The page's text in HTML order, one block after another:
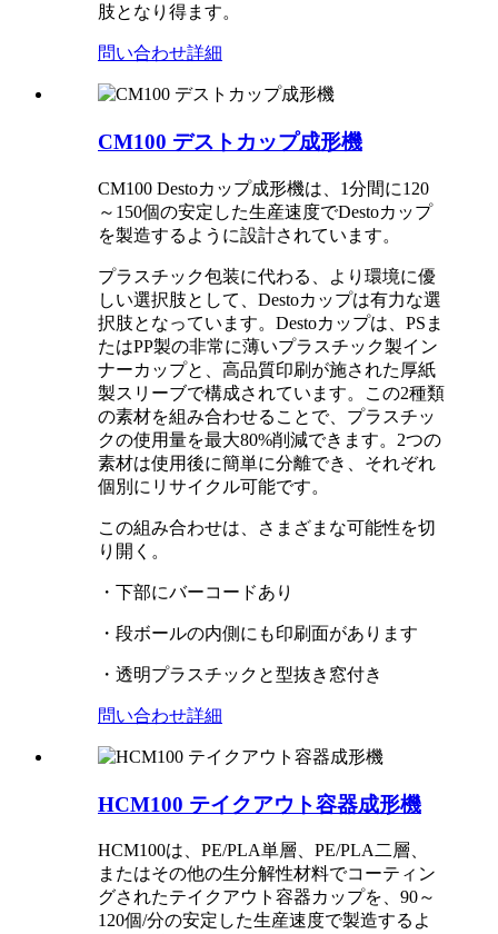
肢となり得ます。
問い合わせ詳細
CM100 デストカップ成形機
CM100 Destoカップ成形機は、1分間に120
～150個の安定した生産速度でDestoカップ
を製造するように設計されています。
プラスチック包装に代わる、より環境に優
しい選択肢として、Destoカップは有力な選
択肢となっています。Destoカップは、PSま
たはPP製の非常に薄いプラスチック製イン
ナーカップと、高品質印刷が施された厚紙
製スリーブで構成されています。この2種類
の素材を組み合わせることで、プラスチッ
クの使用量を最大80%削減できます。2つの
素材は使用後に簡単に分離でき、それぞれ
個別にリサイクル可能です。
この組み合わせは、さまざまな可能性を切
り開く。
・下部にバーコードあり
・段ボールの内側にも印刷面があります
・透明プラスチックと型抜き窓付き
問い合わせ詳細
HCM100 テイクアウト容器成形機
HCM100は、PE/PLA単層、PE/PLA二層、
またはその他の生分解性材料でコーティン
グされたテイクアウト容器カップを、90～
120個/分の安定した生産速度で製造するよ